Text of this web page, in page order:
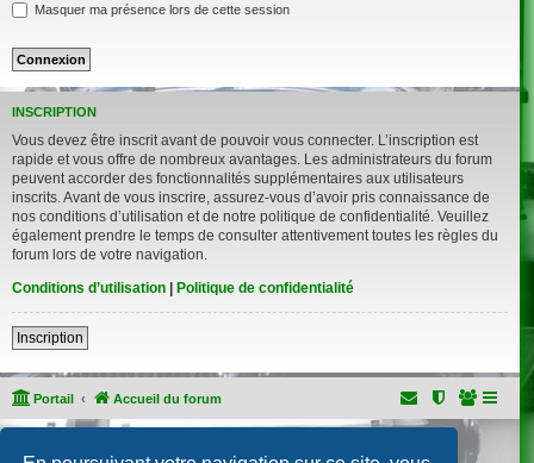
Masquer ma présence lors de cette session
INSCRIPTION
Vous devez être inscrit avant de pouvoir vous connecter. L’inscription est
rapide et vous offre de nombreux avantages. Les administrateurs du forum
peuvent accorder des fonctionnalités supplémentaires aux utilisateurs
inscrits. Avant de vous inscrire, assurez-vous d’avoir pris connaissance de
nos conditions d’utilisation et de notre politique de confidentialité. Veuillez
également prendre le temps de consulter attentivement toutes les règles du
forum lors de votre navigation.
Conditions d’utilisation | Politique de confidentialité
Inscription
Portail Accueil du forum